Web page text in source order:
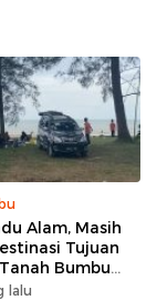
Alam, Masih
Tujuan
Bumbu
Pohon
lalu